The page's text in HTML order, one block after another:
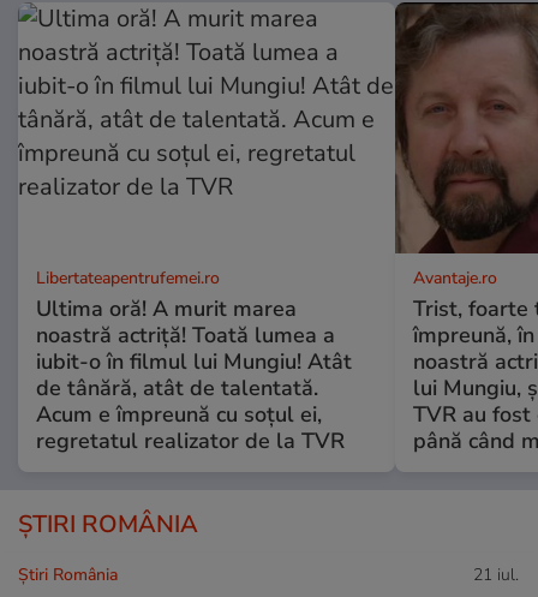
Libertateapentrufemei.ro
Ultima oră! A murit marea
noastră actriță! Toată lumea a
iubit-o în filmul lui Mungiu! Atât
de tânără, atât de talentată.
Acum e împreună cu soțul ei,
regretatul realizator de la TVR
Avantaje.ro
Trist, foarte
împreună,
noastră
lui Mungiu,
TVR au
până când
ȘTIRI ROMÂNIA
Știri România 21 iul.